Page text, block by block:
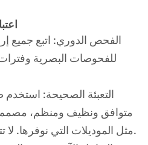
الفحص الدوري: اتبع جميع
للفحوصات البصرية وفترات
التعبئة الصحيحة:
مثل الموديلات التي نوفرها. لا تتجاوز الضغط المقنن أبدًا.